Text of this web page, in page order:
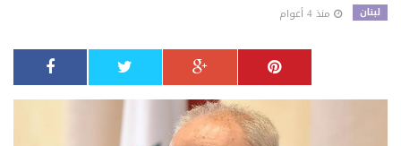
لبنان منذ 4 أعوام